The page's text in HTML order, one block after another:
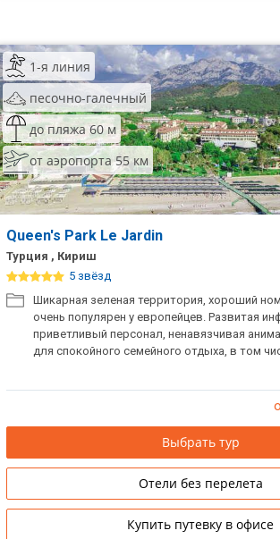
1-я линия
песочно-галечный
до пляжа 60 м
от аэропорта 55 км
Queen's Park Le Jardin
Турция , Кириш
5 звёзд
Шикарная зеленая территория, хороший
очень популярен у европейцев. Развитая
приветливый персонал, ненавязчивая
для спокойного семейного отдыха, в том
Выбрать тур
Отели без перелета
Купить путевку в офисе